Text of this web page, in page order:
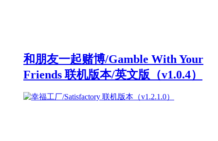
和朋友一起赌博/Gamble With Your
Friends 联机版本/英文版（v1.0.4）